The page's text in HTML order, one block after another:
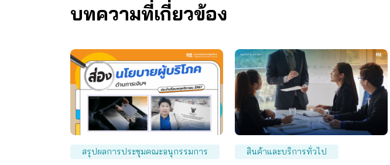
บทความที่เกี่ยวข้อง
สรุปผลการประชุมคณะอนุกรรมการ สินค้าและบริการทั่วไป